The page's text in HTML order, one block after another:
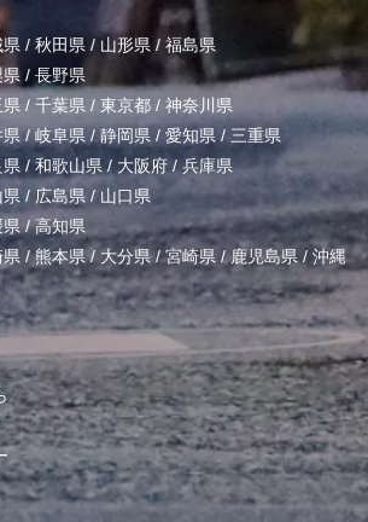
県 / 秋田県 / 山形県/ 福島県
県 / 長野県
県 / 千葉県 / 東京都 / 神奈川県
県/岐阜県 / 静岡県 / 愛知県 / 三重県
県 / 和歌山県/ 大阪府 /兵庫県
県/ 広島県 / 山口県
県/高知県
県 /熊本県/ 大分県/宮崎県 /鹿児島県 / 沖縄